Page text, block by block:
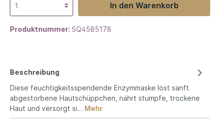
In den Warenkorb
Produktnummer: SQ4585178
Beschreibung
Diese feuchtigkeitsspendende Enzymmaske löst sanft
abgestorbene Hautschüppchen, nährt stumpfe, trockene
Haut und versorgt si… Mehr